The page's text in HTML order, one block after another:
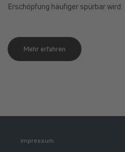
Erschöpfung häufiger spürbar wird.
Mehr erfahren
Impressum